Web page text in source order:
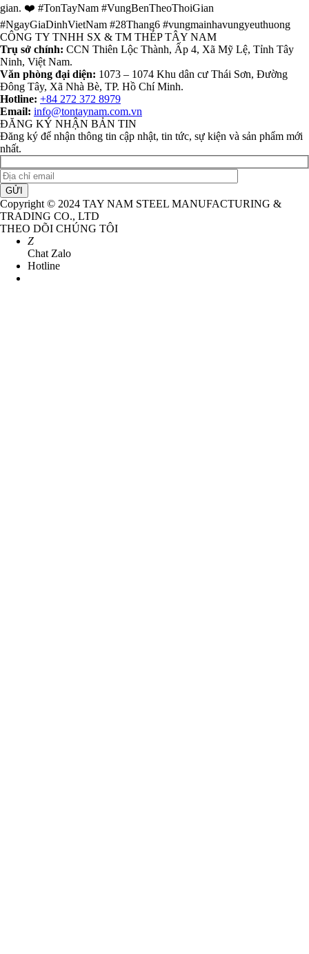
gian. ❤️ #TonTayNam #VungBenTheoThoiGian
#NgayGiaDinhVietNam #28Thang6 #vungmainhavungyeuthuong
CÔNG TY TNHH SX & TM THÉP TÂY NAM
Trụ sở chính: CCN Thiên Lộc Thành, Ấp 4, Xã Mỹ Lệ, Tỉnh Tây
Ninh, Việt Nam.
Văn phòng đại diện: 1073 – 1074 Khu dân cư Thái Sơn, Đường
Đông Tây, Xã Nhà Bè, TP. Hồ Chí Minh.
Hotline: +84 272 372 8979
Email: info@tontaynam.com.vn
ĐĂNG KÝ NHẬN BẢN TIN
Đăng ký để nhận thông tin cập nhật, tin tức, sự kiện và sản phẩm mới
nhất.
GỬI
Copyright © 2024 TAY NAM STEEL MANUFACTURING &
TRADING CO., LTD
THEO DÕI CHÚNG TÔI
Z
Chat Zalo
Hotline